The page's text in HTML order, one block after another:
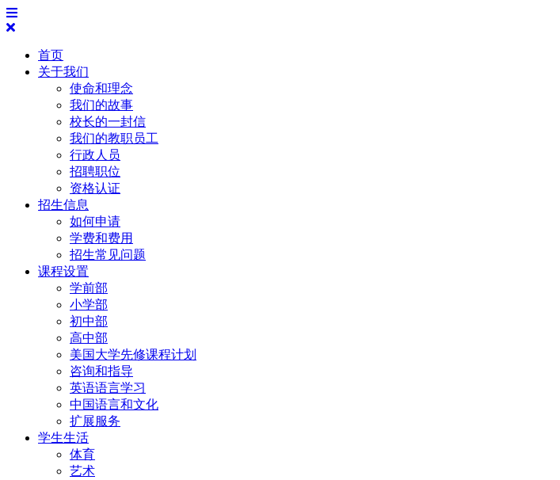
跳
到
打
开
关
首页
关于我们
使命和理念
我们的故事
校长的一封信
我们的教职员工
行政人员
招聘职位
资格认证
招生信息
如何申请
学费和费用
招生常见问题
课程设置
学前部
小学部
初中部
高中部
美国大学先修课程计划
咨询和指导
英语语言学习
中国语言和文化
扩展服务
学生生活
体育
艺术